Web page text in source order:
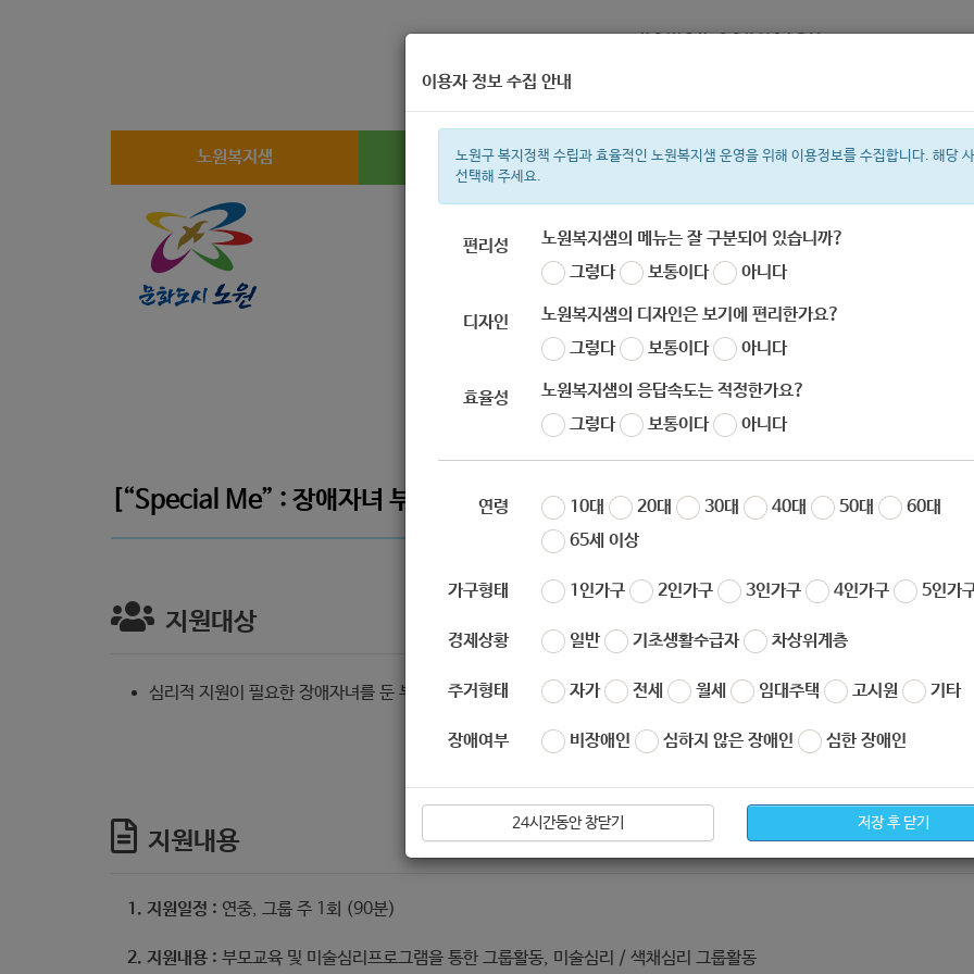
노원복지샘 복지정보 복지서비스 신청 복지
복지관 지원금 이용시설 ìº 성민복지관
이용자 정보 수집 안내
노원구 복지정책 수립과 효율적인 노원복지샘 운영을 위해 이용정보를 수집합니다. 해당
선택해 주세요.
편리성
노원복지샘의 메뉴는 잘 구분되어 있습니까?
그렇다
보통이다 아니다
디자인
노원복지샘의 디자인은 보기에 편리한가요?
그렇다
보통이다 아니다
효율성
노원복지샘의 응답속도는 적정한가요?
그렇다
보통이다 아니다
연령 10대 20대 30대 40대 50대
60대
65세 이상
가구형태 1인가구 2인가구 3인가구 4인가구 5인가
경제상황 일반 기초생활수급자 차상위계층
주거형태 자가 전세 월세 임대주택 고시원 기타
장애여부 비장애인 심하지 않은 장애인 심한 장애인
24시간동안 창닫기 저장 후 닫기
[“Special Me” : 장애자녀 부모 미술심리상담 프로그램]
지원대상
심리적 지원이 필요한 장애자녀를 둔 부모
지원내용
1. 지원일정 : 연중, 그룹 주 1회 (90분)
2. 지원내용 : 부모교육 및 미술심리프로그램을 통한 그룹활동, 미술심리 / 색채심리 그룹활동